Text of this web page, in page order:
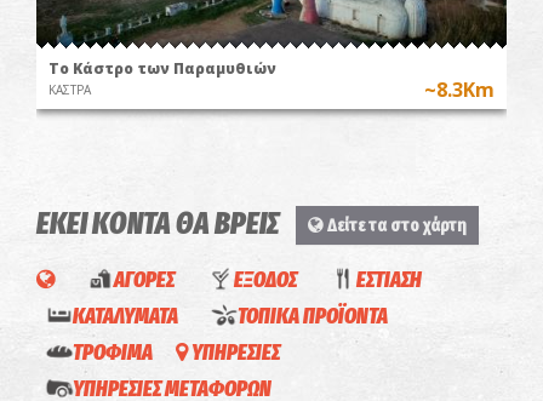
Το Κάστρο των Παραμυθιών
ΚΑΣΤΡΑ ~8.3Km
ΕΚΕΙ ΚΟΝΤΑ ΘΑ ΒΡΕΙΣ Δείτε τα στο χάρτη
ΑΓΟΡΕΣ ΕΞΟΔΟΣ
ΕΣΤΙΑΣΗ
ΚΑΤΑΛΥΜΑΤΑ
ΤΟΠΙΚΑ ΠΡΟΪΟΝΤΑ
ΤΡΟΦΙΜΑ
ΥΠΗΡΕΣΙΕΣ
ΥΠΗΡΕΣΙΕΣ ΜΕΤΑΦΟΡΩΝ
Express